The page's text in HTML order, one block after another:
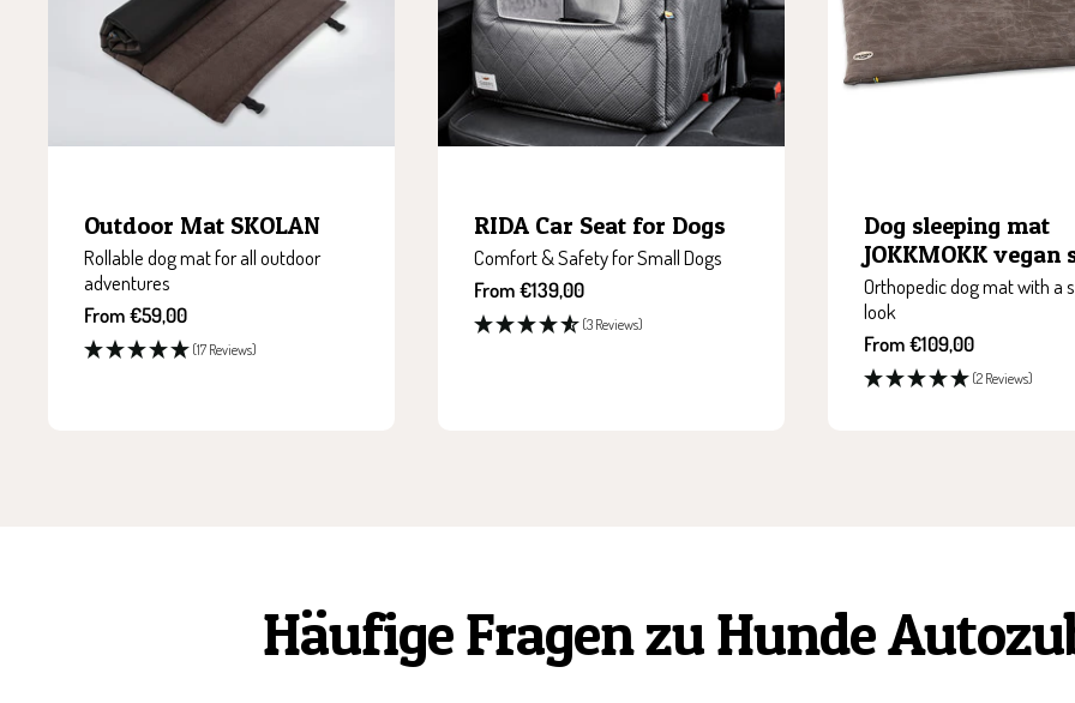
Outdoor Mat SKOLAN
Rollable dog mat for all outdoor
adventures
Sale
price
From €59,00
(17 Reviews)
RIDA Car Seat for Dogs
Comfort & Safety for Small Dogs
Sale
price
From €139,00
(3 Reviews)
Dog sleeping mat
JOKKMOKK vegan
Orthopedic dog mat with a
look
Sale
price
From €109,00
(2 Reviews)
Häufige Fragen zu Hunde